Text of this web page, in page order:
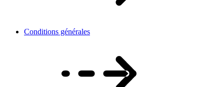
Conditions générales